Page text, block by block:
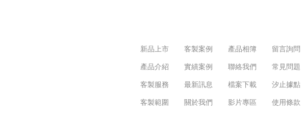
新品上市
產品介紹
客製服務
客製範圍
客製案例
實績案例
最新訊息
關於我們
產品相簿
聯絡我們
檔案下載
影片專區
留言詢問
常見問題
汐止據點
使用條款